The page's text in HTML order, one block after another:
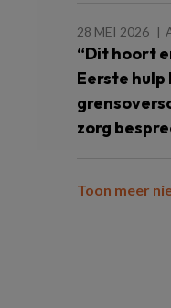
28 MEI 2026
“Dit hoort
Eerste
zorg
Toon meer